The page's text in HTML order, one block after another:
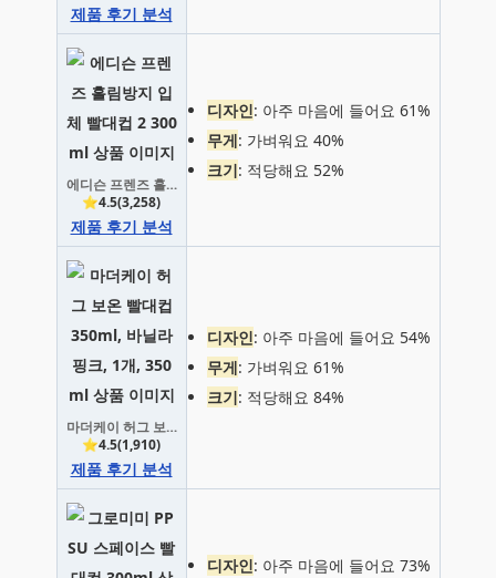
제품 후기 분석
에디슨 프렌즈 흘림방지 입체 빨대컵 2 300ml
⭐4.5(3,258)
제품 후기 분석
디자인: 아주 마음에 들어요 61%
무게: 가벼워요 40%
크기: 적당해요 52%
마더케이 허그 보온 빨대컵 350ml, 바닐라핑크, 1개, 350ml
⭐4.5(1,910)
제품 후기 분석
디자인: 아주 마음에 들어요 54%
무게: 가벼워요 61%
크기: 적당해요 84%
디자인: 아주 마음에 들어요 73%